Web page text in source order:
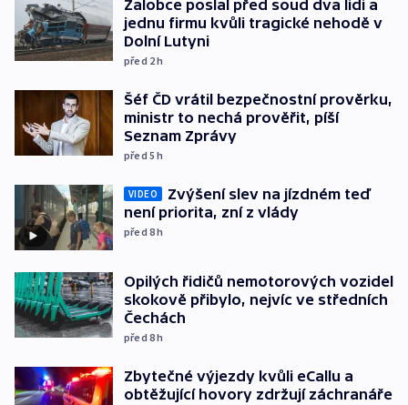
Žalobce poslal před soud dva lidi a
jednu firmu kvůli tragické nehodě v
Dolní Lutyni
před 2h
Šéf ČD vrátil bezpečnostní prověrku,
ministr to nechá prověřit, píší
Seznam Zprávy
před 5h
VIDEO
Zvýšení slev na jízdném teď
není priorita, zní z vlády
před 8h
Opilých řidičů nemotorových vozidel
skokově přibylo, nejvíc ve středních
Čechách
před 8h
Zbytečné výjezdy kvůli eCallu a
obtěžující hovory zdržují záchranáře